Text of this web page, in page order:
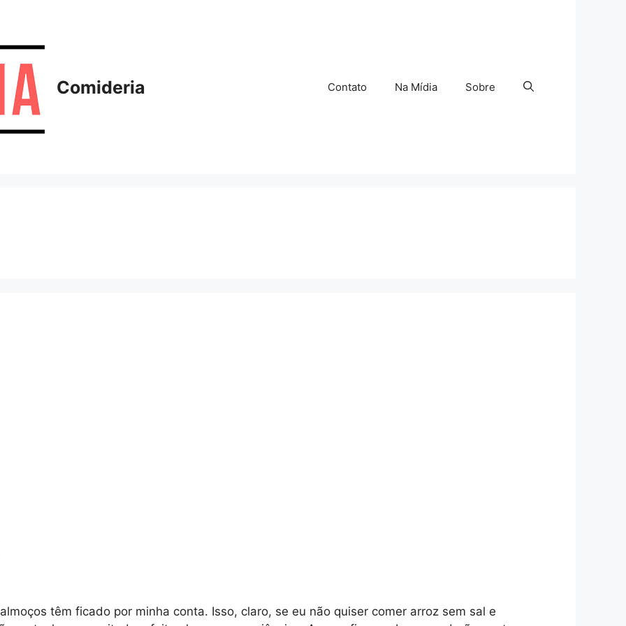
Comideria Contato Na Mídia Sobre
têm ficado por minha conta. Isso, claro, se eu não quiser comer arroz sem sal e